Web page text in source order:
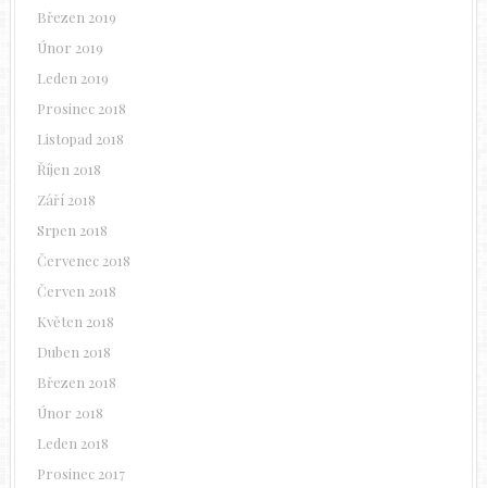
Březen 2019
Únor 2019
Leden 2019
Prosinec 2018
Listopad 2018
Říjen 2018
Září 2018
Srpen 2018
Červenec 2018
Červen 2018
Květen 2018
Duben 2018
Březen 2018
Únor 2018
Leden 2018
Prosinec 2017